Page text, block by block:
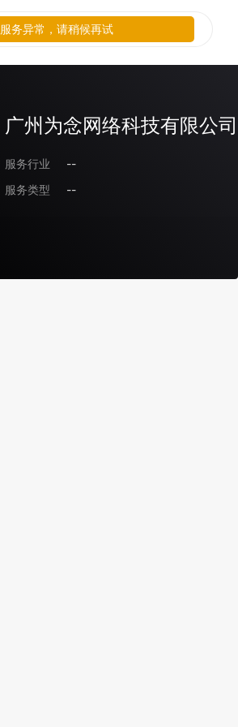
广州为念网络科技有限公司
服务行业
--
服务类型
--
服务异常，请稍候再试